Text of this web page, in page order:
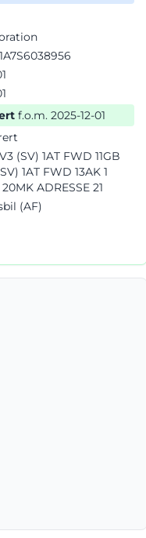
f.o.m. 2025-12-01
(SV) 1AT FWD 11GB
1AT FWD 13AK 1
ADRESSE 21
(AF)